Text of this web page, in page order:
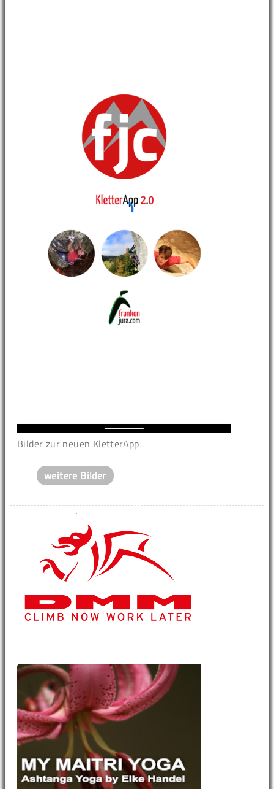
Bilder zur neuen KletterApp
weitere Bilder